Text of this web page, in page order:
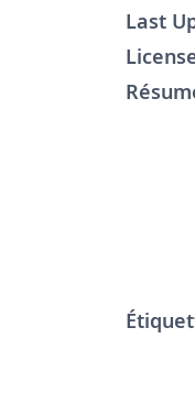
Last